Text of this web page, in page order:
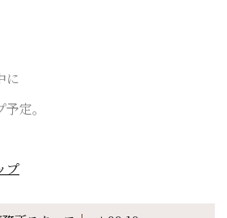
に
定。
プ